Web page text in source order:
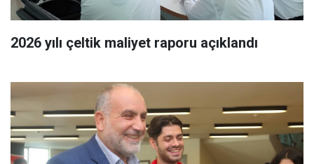
2026 yılı çeltik maliyet raporu açıklandı